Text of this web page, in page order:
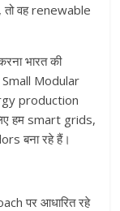
तो वह renewable
भारत की
Small Modular
production
हम smart grids,
बना रहे हैं।
पर आधारित रहे